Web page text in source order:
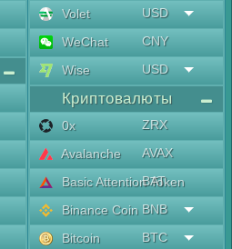
Volet
USD
WeChat
CNY
Wise
USD
Криптовалюты
0x
ZRX
Avalanche
AVAX
Basic Attention Token
BAT
Binance Coin BNB
Bitcoin
BTC